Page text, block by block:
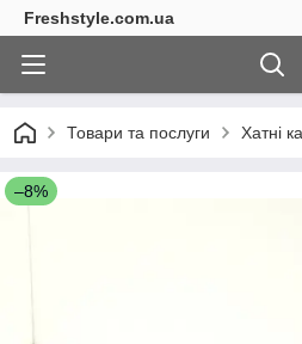
Freshstyle.com.ua
Товари та послуги Хатні
–8%